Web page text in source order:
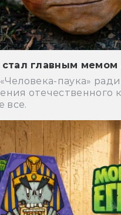
главным мемом
паука» ради
отечественного
все.